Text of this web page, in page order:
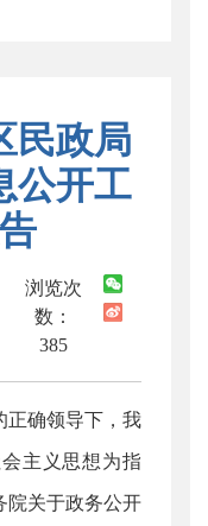
民政局
公开工
浏览次
数：
385
确领导下，我
主义思想为指
院关于政务公开